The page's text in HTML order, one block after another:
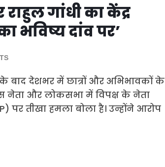
राहुल गांधी का केंद्र
भविष्य दांव पर’
के बाद देशभर में छात्रों और अभिभावकों के
नेता और लोकसभा में विपक्ष के नेता
पर तीखा हमला बोला है। उन्होंने आरोप